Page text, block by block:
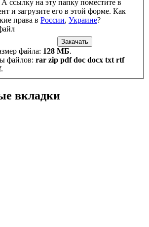
ссылку на эту папку поместите в
и загрузите его в этой форме. Как
права в России, Украине?
файла: 128 МБ.
файлов: rar zip pdf doc docx txt rtf
.
вкладки